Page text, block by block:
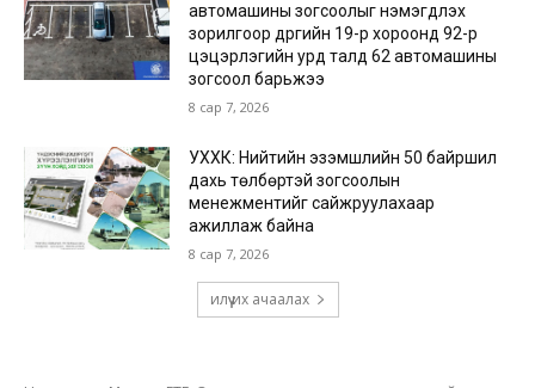
автомашины зогсоолыг нэмэгдүүлэх
зорилгоор дүүргийн 19-р хороонд 92-р
цэцэрлэгийн урд талд 62 автомашины
зогсоол барьжээ
8 сар 7, 2026
УХХК: Нийтийн эзэмшлийн 50 байршил
дахь төлбөртэй зогсоолын
менежментийг сайжруулахаар
ажиллаж байна
8 сар 7, 2026
илүү их ачаалах